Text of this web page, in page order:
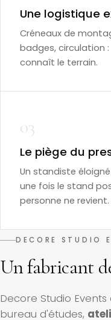
Une logistique
Créneaux de
badges, circulation
connaît le terrain.
03
Le piège du
Un standiste
une fois le stand
personne ne revient.
DECORE STUDIO
Un fabricant
Decore Studio Events
bureau d'études,